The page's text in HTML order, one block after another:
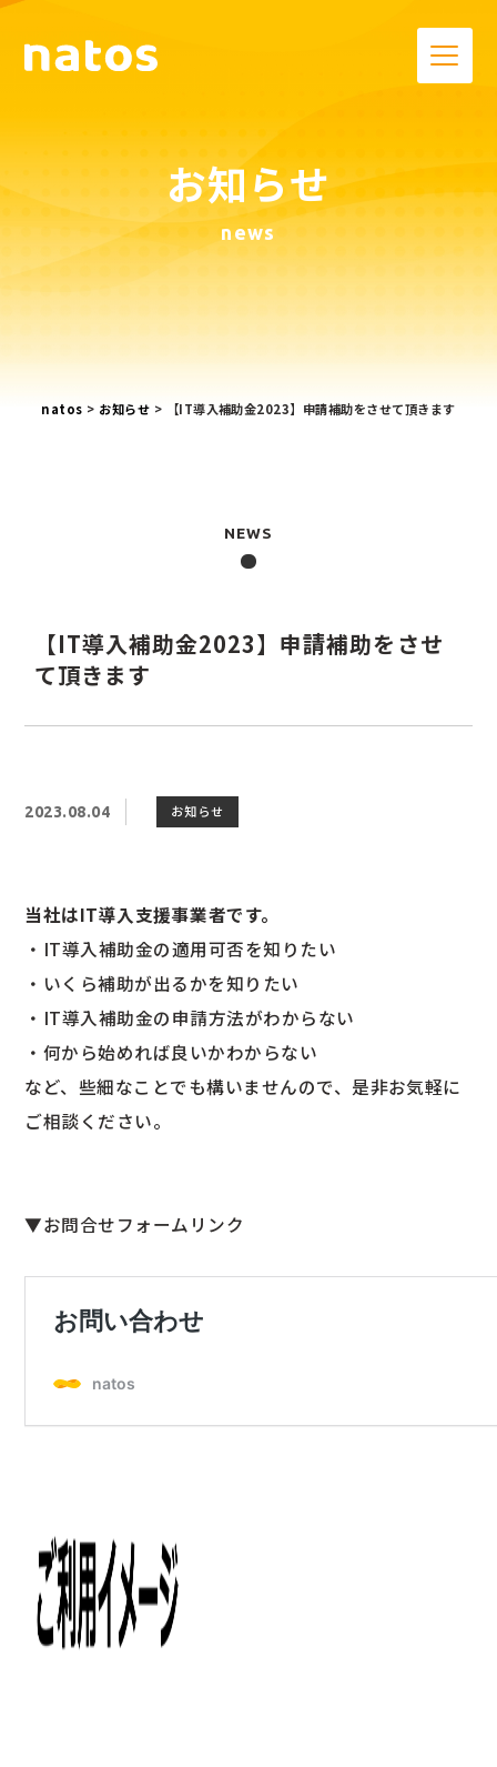
お知らせ
news
natos > お知らせ > 【IT導入補助金2023】申請補助をさせて頂きます
【IT導入補助金2023】申請補助をさせ
て頂きます
NEWS
2023.08.04 お知らせ
当社はIT導入支援事業者です。
・IT導入補助金の適用可否を知りたい
・いくら補助が出るかを知りたい
・IT導入補助金の申請方法がわからない
・何から始めれば良いかわからない
など、些細なことでも構いませんので、是非お気軽に
ご相談ください。
▼お問合せフォームリンク